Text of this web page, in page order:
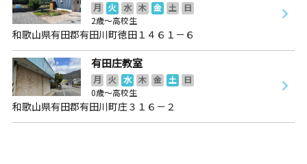
月 火 水 木 金 土
日
2歳～高校生
和歌山県有田郡有田川町徳田１４６１－６
有田庄教室
月 火 水 木 金 土
日
0歳～高校生
和歌山県有田郡有田川町庄３１６－２